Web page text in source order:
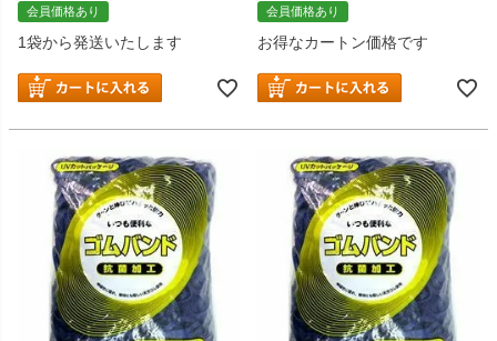
会員価格あり
1袋から発送いたします
会員価格あり
お得なカートン価格です